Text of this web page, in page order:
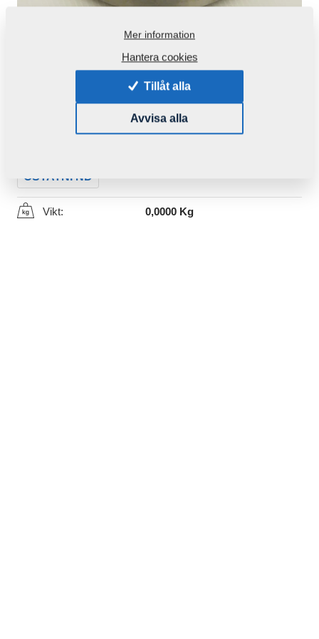
Produktkod: m08192
Den här komponenten är brukbar även för följande
OSTATNÍ ND
Vikt: 0,0000 Kg
Mer information
Hantera cookies
Tillåt alla
Avvisa alla